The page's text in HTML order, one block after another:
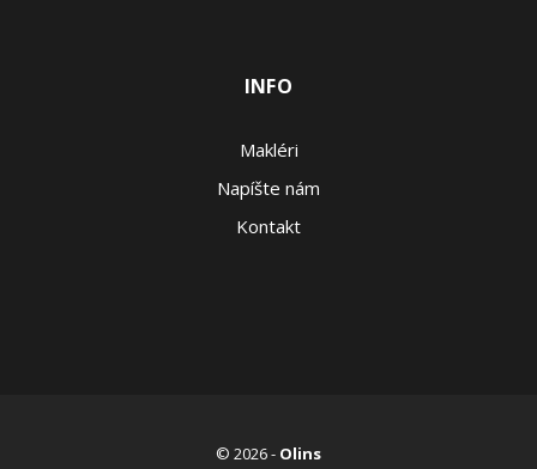
INFO
Makléri
Napíšte nám
Kontakt
© 2026 - Olins